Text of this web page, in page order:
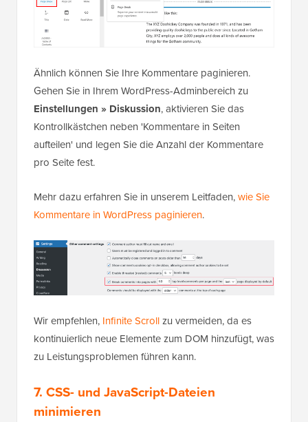
Ähnlich können Sie Ihre Kommentare paginieren.
Gehen Sie in Ihrem WordPress-Adminbereich zu
Einstellungen » Diskussion, aktivieren Sie das
Kontrollkästchen neben 'Kommentare in Seiten
aufteilen' und legen Sie die Anzahl der Kommentare
pro Seite fest.
Mehr dazu erfahren Sie in unserem Leitfaden,wie Sie
Kommentare in WordPress paginieren.
Wir empfehlen, Infinite Scrollzu vermeiden, da es
kontinuierlich neue Elemente zum DOM hinzufügt, was
zu Leistungsproblemen führen kann.
7. CSS- und JavaScript-Dateien
minimieren